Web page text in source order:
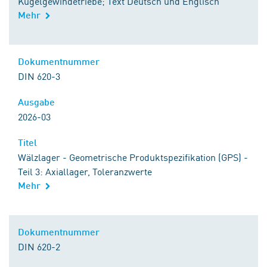
Mehr
DIN 620-3
2026-03
Wälzlager - Geometrische Produktspezifikation (GPS) -
Teil 3: Axiallager, Toleranzwerte
Mehr
DIN 620-2